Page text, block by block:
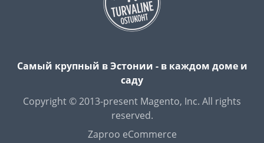
Самый крупный в Эстонии - в каждом доме и
саду
Copyright © 2013-present Magento, Inc. All rights
reserved.
Zaproo eCommerce